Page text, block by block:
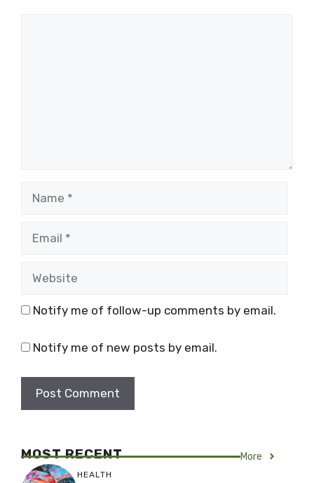
Notify me of follow-up comments by email.
Notify me of new posts by email.
MOST RECENT More
HEALTH